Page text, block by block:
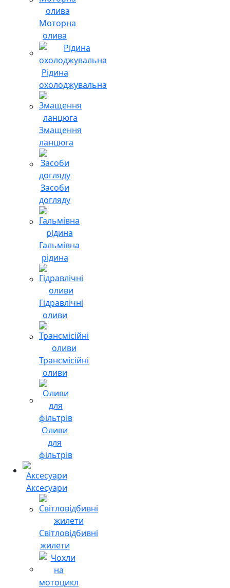
Моторна
олива
Рідина
охолоджувальна
Змащення
ланцюга
Засоби
догляду
Гальмівна
рідина
Гідравлічні
оливи
Трансмісійні
оливи
Оливи
для
фільтрів
Аксесуари
Світловідбивні
жилети